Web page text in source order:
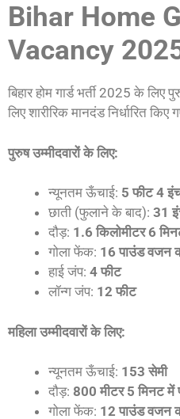
Bihar Home
Vacancy 2025
बिहार होम गार्ड भर्ती 2025 के लिए
लिए शारीरिक मानदंड निर्धारित किए
पुरुष उम्मीदवारों के लिए:
न्यूनतम ऊँचाई: 5 फीट 4
छाती (फुलाने के बाद): 31
दौड़: 1.6 किलोमीटर 6
गोला फेंक: 16 पाउंड वजन
हाई जंप: 4 फीट
लॉन्ग जंप: 12 फीट
महिला उम्मीदवारों के लिए:
न्यूनतम ऊँचाई: 153 सेमी
दौड़: 800 मीटर 5 मिनट में
गोला फेंक: 12 पाउंड वजन